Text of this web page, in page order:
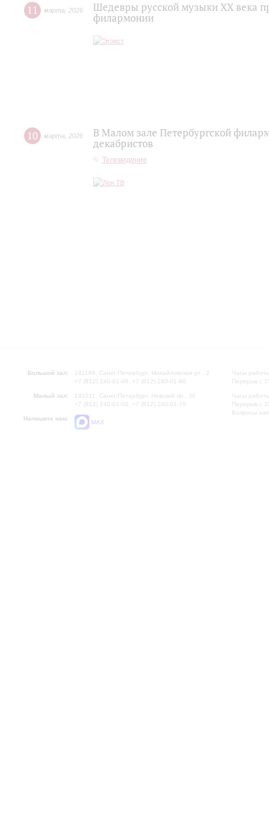
11 марта 2026
Шедевры русской музыки XX века
филармонии
10 марта 2026
В Малом зале Петербургской
декабристов
Телевидение
Большой зал:
191186, Санкт-Петербург, Михайловская ул., 2
+7 (812) 240-01-00, +7 (812) 240-01-80
Малый зал:
191011, Санкт-Петербург, Невский пр., 30
+7 (812) 240-01-00, +7 (812) 240-01-70
Напишите нам:
MAX
Часы
Перерыв с
Часы
Перерыв с
Вопросы